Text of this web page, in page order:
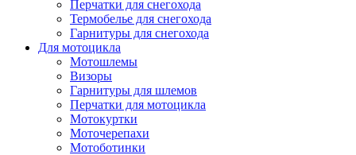
Перчатки для снегохода
Термобелье для снегохода
Гарнитуры для снегохода
Для мотоцикла
Мотошлемы
Визоры
Гарнитуры для шлемов
Перчатки для мотоцикла
Мотокуртки
Моточерепахи
Мотоботинки